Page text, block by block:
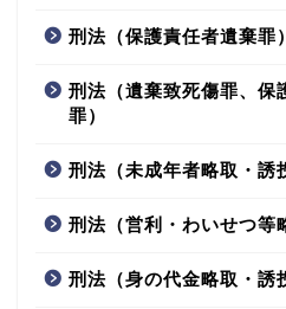
刑法（保護責任者遺棄罪）
刑法（遺棄致死傷罪、保
罪）
刑法（未成年者略取・誘
刑法（営利・わいせつ等
刑法（身の代金略取・誘